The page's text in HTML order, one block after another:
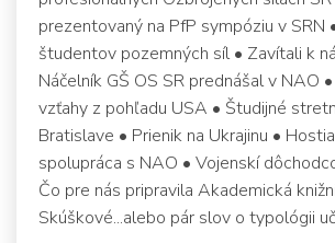
prezentovaný na PfP sympóziu v SRN
študentov pozemných síl • Zavítali k
Náčelník GŠ OS SR prednášal v NAO
vzťahy z pohľadu USA • Študijné
Bratislave • Prienik na Ukrajinu •
spolupráca s NAO • Vojenskí
Čo pre nás pripravila Akademická
Skúškové...alebo pár slov o typológii